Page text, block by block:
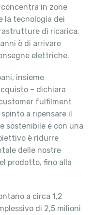
in zone
la tecnologia dei
di ricarica.
è di arrivare
elettriche.
insieme
– dichiara
fulfilment
a ripensare il
sostenibile e con una
è ridurre
delle nostre
prodotto, fino alla
a circa 1,2
di 2,5 milioni